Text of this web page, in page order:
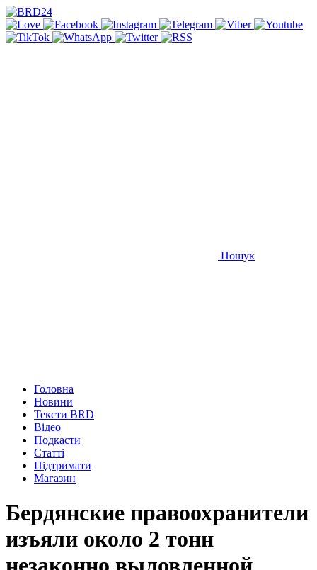
Пошук
Головна
Новини
Тексти BRD
Відео
Подкасти
Статті
Підтримати
Магазин
Бердянские правоохранители
изъяли около 2 тонн